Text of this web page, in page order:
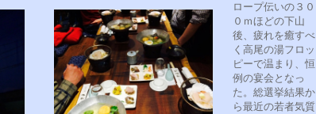
ロープ伝いの３０
０ｍほどの下山
後、疲れを癒すべ
く高尾の湯フロッ
ピーで温まり、恒
例の宴会となっ
た。総選挙結果か
ら最近の若者気質